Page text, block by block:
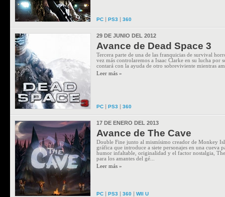
PC | PS3 | 360
29 DE JUNIO DEL 2012
Avance de Dead Space 3
Tercera parte de una de las franquicias de survival
vez más controlaremos a Isaac Clarke en su lucha por
contará con la ayuda de otro sobreviviente mientras
Leer más »
PC | PS3 | 360
17 DE ENERO DEL 2013
Avance de The Cave
Double Fine junto al mismísimo creador de Monkey
gráfica que introduce a siete personajes en una cueva
humor infaltable, originalidad y el factor nostalgia,
para los amantes del gé...
Leer más »
PC | PS3 | 360 | WII U